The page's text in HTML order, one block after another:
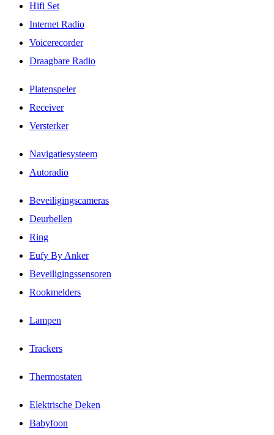
Hifi Set
Internet Radio
Voicerecorder
Draagbare Radio
Platenspeler
Receiver
Versterker
Navigatiesysteem
Autoradio
Beveiligingscameras
Deurbellen
Ring
Eufy By Anker
Beveiligingssensoren
Rookmelders
Lampen
Trackers
Thermostaten
Elektrische Deken
Babyfoon